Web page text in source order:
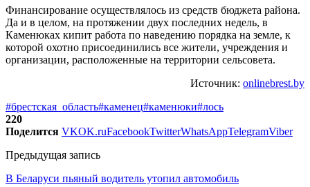
Финансирование осуществлялось из средств бюджета района.
Да и в целом, на протяжении двух последних недель, в
Каменюках кипит работа по наведению порядка на земле, к
которой охотно присоединились все жители, учреждения и
организации, расположенные на территории сельсовета.
Источник: onlinebrest.by
#брестская_область#каменец#каменюки#лось
220
Поделится VKOK.ruFacebookTwitterWhatsAppTelegramViber
Предыдущая запись
В Беларуси пьяный водитель утопил автомобиль